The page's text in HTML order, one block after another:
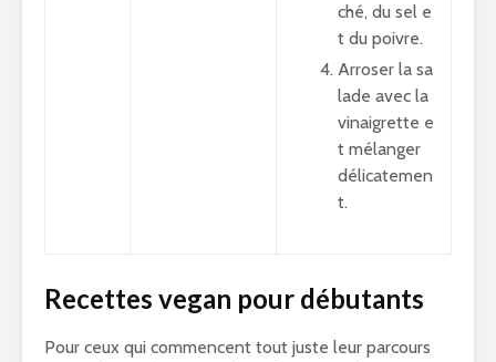
ché, du sel e
t du poivre.
Arroser la sa
lade avec la
vinaigrette e
t mélanger
délicatemen
t.
Recettes vegan pour débutants
Pour ceux qui commencent tout juste leur parcours